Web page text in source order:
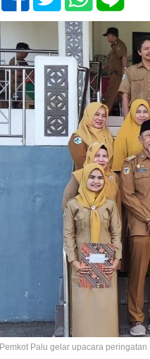
Pemkot Palu gelar upacara